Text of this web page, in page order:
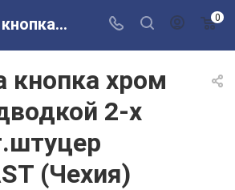
Арматура кнопка хром с бок. подводкой 2-х кноп. лат.штуцер ALCAPLAST (Чехия) SA08K в розничных магазинах Сантехторг 0
кнопка хром
2-х
(Чехия)